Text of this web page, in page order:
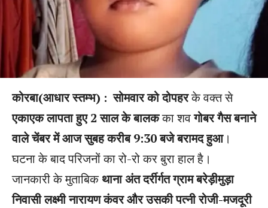
कोरबा(आधार स्तम्भ) : सोमवार को दोपहरके वक्त से
एकाएक लापता हुए 2 साल के बालकका शवगोबर गैस बनाने
वाले चेंबर में आज सुबह करीब 9:30 बजे बरामद हुआ।
घटना के बाद परिजनों का रो-रो कर बुरा हाल है।
जानकारी के मुताबिकथाना अंत दर्रीर्गत ग्राम बरेड़ीमुड़ा
निवासी लक्ष्मी नारायण कंवर और उसकी पत्नी रोजी-मजदूरी